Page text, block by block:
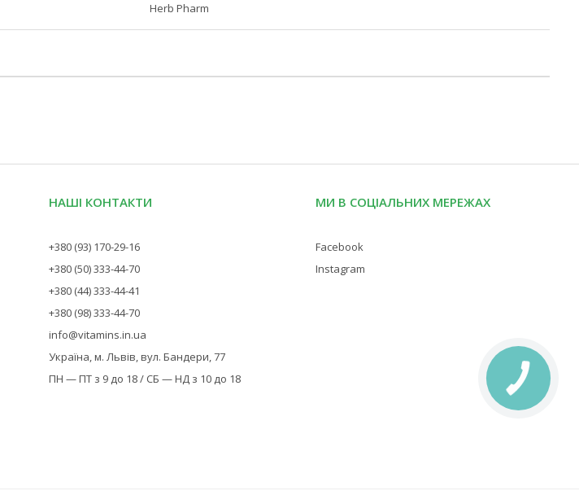
Herb Pharm
НАШІ КОНТАКТИ
+380 (93) 170-29-16
+380 (50) 333-44-70
+380 (44) 333-44-41
+380 (98) 333-44-70
info@vitamins.in.ua
Україна, м. Львів, вул. Бандери, 77
ПН — ПТ з 9 до 18 / СБ — НД з 10 до 18
МИ В СОЦІАЛЬНИХ МЕРЕЖАХ
Facebook
Instagram